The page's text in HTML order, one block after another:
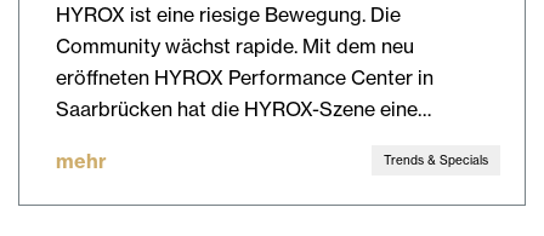
HYROX ist eine riesige Bewegung. Die
Community wächst rapide. Mit dem neu
eröffneten HYROX Performance Center in
Saarbrücken hat die HYROX-Szene eine…
mehr Trends & Specials